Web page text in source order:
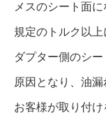
メスのシート面に
規定のトルク以
ダプター側のシ
原因となり、油漏
お客様が取り付